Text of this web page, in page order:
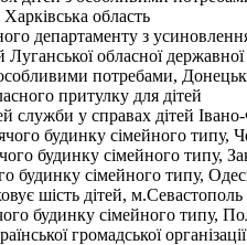
область
з усиновлення
обласної державної
потребами,
притулку для дітей
у справах дітей Івано-
будинку сімейного типу,
будинку сімейного типу,
сімейного типу,
шість дітей, м.Севастополь
будинку сімейного типу,
громадської